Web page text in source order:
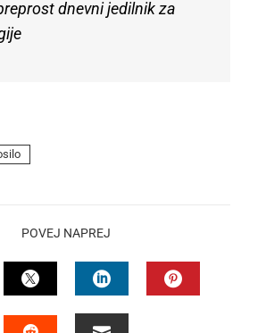
dnevni jedilnik za
POVEJ NAPREJ
TWITTERLINKEDIN